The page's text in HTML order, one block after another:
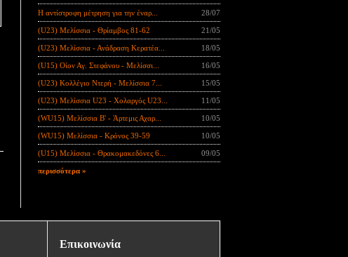
Η αντίστροφη μέτρηση για την έναρ... 28/07
(U23) Μελίσσια - Θρίαμβος 81-62 21/05
(U23) Μελίσσια - Ανάδραση Κερατέα... 18/05
(U15) Οίον Αγ. Στεφάνου - Μελίσσι... 16/05
(U23) Κολλέγιο Ντερή - Μελίσσια 7... 15/05
(U23) Μελίσσια U23 - Χολαργός U23... 11/05
(WU15) Μελίσσια B' - Άρτεμις Αχαρ... 10/05
(WU15) Μελίσσια - Κρόνος 39-59 10/05
(U15) Μελίσσια - Θρακομακεδόνες 6... 09/05
περισσότερα »
Επικοινωνία